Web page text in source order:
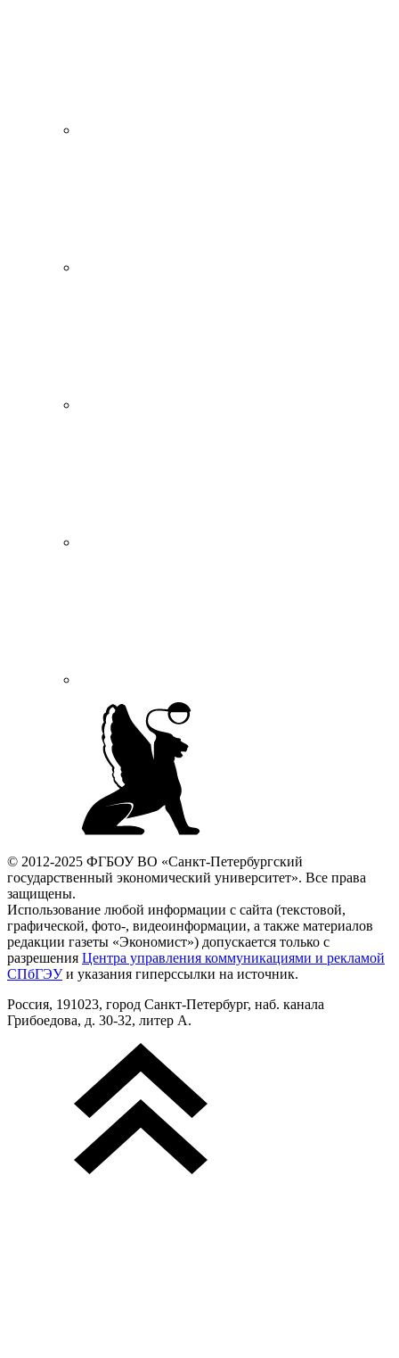
© 2012-2025 ФГБОУ ВО «Санкт-Петербургский
государственный экономический университет». Все права
защищены.
Использование любой информации с сайта (текстовой,
графической, фото-, видеоинформации, а также материалов
редакции газеты «Экономист») допускается только с
разрешения Центра управления коммуникациями и рекламой
СПбГЭУи указания гиперссылки на источник.
Россия, 191023, город Санкт-Петербург, наб. канала
Грибоедова, д. 30-32, литер А.